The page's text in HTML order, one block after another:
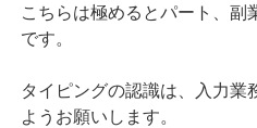
こちらは極めるとパート、副
です。
タイピングの認識は、入力業
ようお願いします。